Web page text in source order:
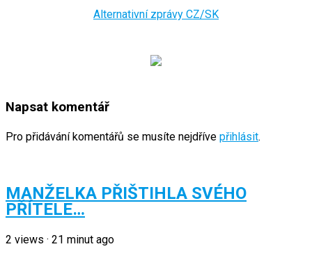
Alternativní zprávy CZ/SK
Napsat komentář
Pro přidávání komentářů se musíte nejdříve přihlásit.
MANŽELKA PŘIŠTIHLA SVÉHO
PŘÍTELE…
2 views · 21 minut ago